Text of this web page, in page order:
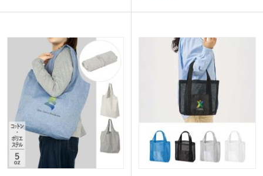
うどいいサイズ感です。
入特典のノベルティから、アーティスト
のオリジナルグッズまで、幅広い用途に
おすすめです。
600mlのペットボトルや水筒も収納可
バッグとしても活躍します。表面は撥水
加工で雨や汚れを弾く仕様。
表面にはシルク印刷1色でロゴ入れが可
能です。フェスや野外イベントなどアウ
トドアシーンにぴったりのおすすノベル